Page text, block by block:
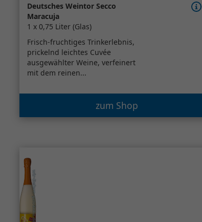
Deutsches Weintor Secco
Maracuja
1 x 0,75 Liter (Glas)
Frisch-fruchtiges Trinkerlebnis,
prickelnd leichtes Cuvée
ausgewählter Weine, verfeinert
mit dem reinen...
zum Shop